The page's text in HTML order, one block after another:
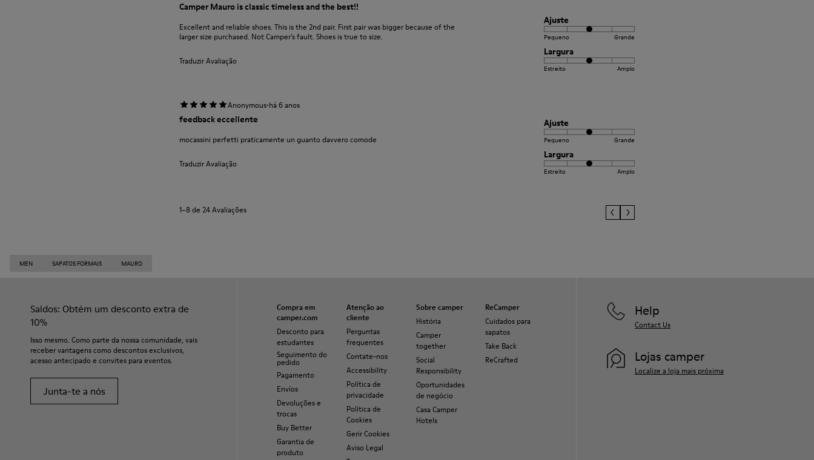
Camper Mauro is classic timeless and the best!!
Excellent and reliable shoes. This is the 2nd pair. First pair was bigger because of the
larger size purchased. Not Camper’s fault. Shoes is true to size.
Traduzir Avaliação
Ajuste
Pequeno Grande
Largura
Estreito Amplo
Anonymous·há 6 anos
feedback eccellente
mocassini perfetti praticamente un guanto davvero comode
Traduzir Avaliação
Ajuste
Pequeno Grande
Largura
Estreito Amplo
1–8 de 24 Avaliações
MEN SAPATOS FORMAIS MAURO
Saldos: Obtém um desconto extra de
10%
Isso mesmo. Como parte da nossa comunidade, vais
receber vantagens como descontos exclusivos,
acesso antecipado e convites para eventos.
Junta-te a nós
Compra em
camper.com
Desconto para
estudantes
Seguimento do
pedido
Pagamento
Envíos
Devoluções e
trocas
Buy Better
Garantia de
produto
Atenção ao
cliente
Perguntas
frequentes
Contate-nos
Accessibility
Política de
privacidade
Política de
Cookies
Gerir Cookies
Aviso Legal
Sobre camper
História
Camper
together
Social
Responsibility
Oportunidades
de negócio
Casa Camper
Hotels
ReCamper
Cuidados para
sapatos
Take Back
ReCrafted
Help
Contact Us
Lojas camper
Localize a loja mais próxima